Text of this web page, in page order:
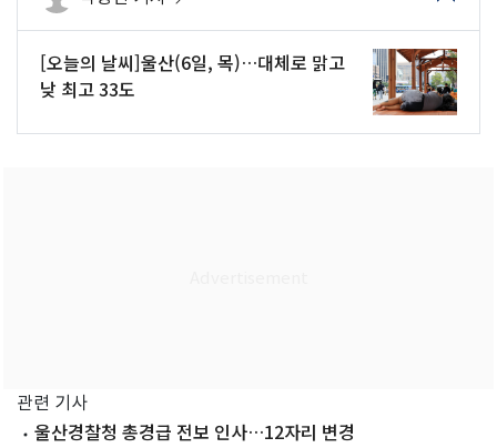
[오늘의 날씨]울산(6일, 목)…대체로 맑고
낮 최고 33도
관련 기사
울산경찰청 총경급 전보 인사…12자리 변경